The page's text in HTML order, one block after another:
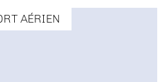
AÉRIEN